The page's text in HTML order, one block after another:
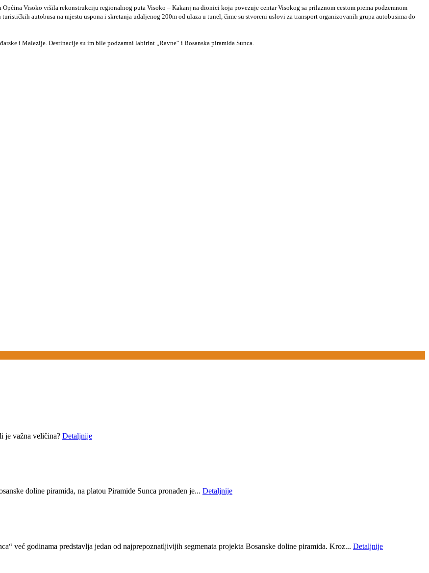
Visoko vršila rekonstrukciju regionalnog puta Visoko – Kakanj na dionici koja povezuje centar Visokog sa prilaznom cestom prema podzemnom
autobusa na mjestu uspona i skretanja udaljenog 200m od ulaza u tunel, čime su stvoreni uslovi za transport organizovanih grupa autobusima do
i Malezije. Destinacije su im bile podzamni labirint „Ravne“ i Bosanska piramida Sunca.
je važna veličina? Detaljnije
doline piramida, na platou Piramide Sunca pronađen je... Detaljnije
već godinama predstavlja jedan od najprepoznatljivijih segmenata projekta Bosanske doline piramida. Kroz... Detaljnije